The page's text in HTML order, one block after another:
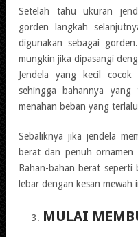
Setelah tahu ukuran
gorden langkah
digunakan sebagai
mungkin jika dipasangi
Jendela yang kecil
sehingga bahannya
menahan beban yang
Sebaliknya jika jendela
berat dan penuh
Bahan-bahan berat
lebar dengan kesan mewah
MULAI